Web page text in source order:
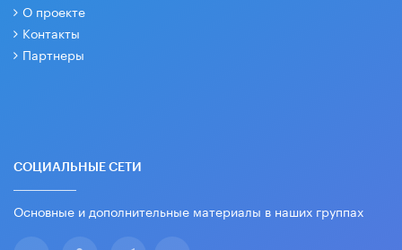
О проекте
Контакты
Партнеры
СОЦИАЛЬНЫЕ СЕТИ
Основные и дополнительные материалы в наших группах